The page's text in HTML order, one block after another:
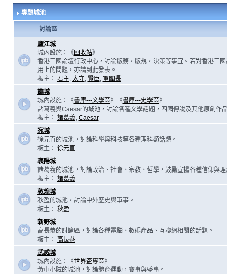
專題城池
討論區
廬江城
城內設施：《回收站》
香港三國論壇行政中心，討論版務，版規，決策等事宜。若對香港三
用上的問題，亦請到此發表。
板主： 君主, 太守, 賢臣, 軍團長
譙城
城內設施：《書庫---文學區》《書庫---史學區》
諸葛羲與Caesar的城池，討論各種文學話題，四國傳說及其他原創作
板主： 諸葛羲, Caesar
宛城
徐元直的城池，討論科學與科技等各種理科類話題。
板主： 徐元直
襄陽城
諸葛羲的城池，討論政治、社會、宗教、哲學，鼓勵宣揚各種信仰與理
板主： 諸葛羲
敦煌城
秋盈的城池，討論中外歷史與軍事。
板主： 秋盈
新野城
高長恭的討論區，討論各種電腦、數碼產品、互聯網相關的話題。
板主：
高長恭
武威城
城內設施：《世界盃專區》
黃巾小賊的城池，討論體育運動，賽事與盛事。